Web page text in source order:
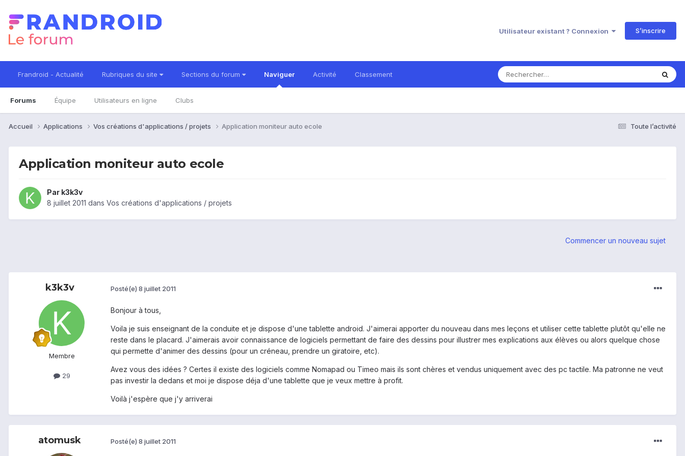
Utilisateur existant ? Connexion S’inscrire
Frandroid - Actualité Rubriques du site Sections du forum Naviguer
Forums Équipe Utilisateurs en ligne Clubs
Activité Classement
Toute l’activité
Accueil Applications Vos créations d'applications / projets Application moniteur auto ecole
Application moniteur auto ecole
Par k3k3v
8 juillet 2011 dans Vos créations d'applications / projets
Commencer un nouveau sujet
k3k3v
Membre
29
Posté(e) 8 juillet 2011
Bonjour à tous,
Voila je suis enseignant de la conduite et je dispose d'une tablette android. J'aimerai apporter du nouveau dans mes leçons et utiliser cette tablette plutôt qu'elle ne
reste dans le placard. J'aimerais avoir connaissance de logiciels permettant de faire des dessins pour illustrer mes explications aux élèves ou alors quelque chose
qui permette d'animer des dessins (pour un créneau, prendre un giratoire, etc).
Avez vous des idées ? Certes il existe des logiciels comme Nomapad ou Timeo mais ils sont chères et vendus uniquement avec des pc tactile. Ma patronne ne veut
pas investir la dedans et moi je dispose déja d'une tablette que je veux mettre à profit.
Voilà j'espère que j'y arriverai
atomusk Posté(e) 8 juillet 2011